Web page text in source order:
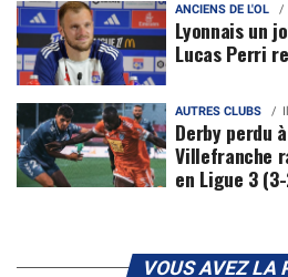
ANCIENS DE L'OL
Lyonnais un
Lucas Perri
AUTRES CLUBS
Derby perdu
Villefranche
en Ligue 3
VOUS AVEZ LA